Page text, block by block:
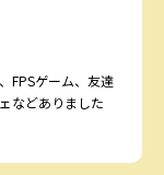
FPSゲーム、友達
などありました